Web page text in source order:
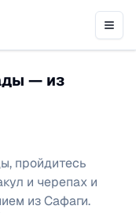
— из
пройдитесь
и черепах и
из Сафаги.